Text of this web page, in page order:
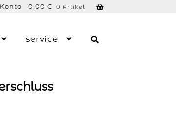
0,00 € 0 Artikel
service